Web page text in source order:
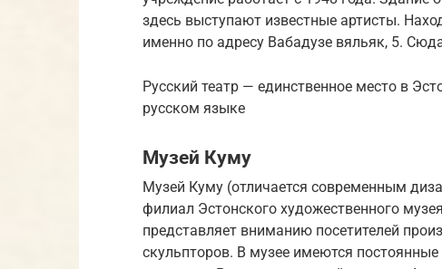
здесь выступают известные артисты.
именно по адресу Вабадузе вяльяк, 5.
Русский театр — единственное место в
русском языке
Музей Куму
Музей Куму (отличается современным
филиал Эстонского художественного
представляет вниманию посетителей
скульпторов. В музее имеются